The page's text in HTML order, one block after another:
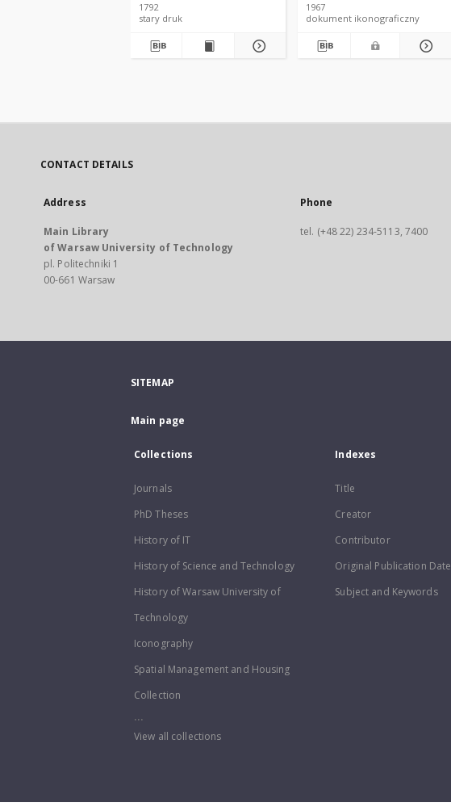
miany
1792
stary druk
1967
dokument ikonograficzny
CONTACT DETAILS
Address
Main Library
of Warsaw University of Technology
pl. Politechniki 1
00-661 Warsaw
Phone
tel. (+48 22) 234-5113, 7400
SITEMAP
Main page
Collections
Journals
PhD Theses
History of IT
History of Science and Technology
History of Warsaw University of
Technology
Iconography
Spatial Management and Housing
Collection
...
View all collections
Indexes
Title
Creator
Contributor
Original Publication Date
Subject and Keywords